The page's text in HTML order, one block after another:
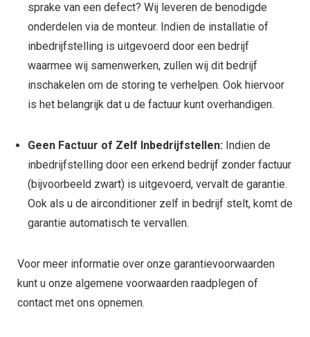
sprake van een defect? Wij leveren de benodigde
onderdelen via de monteur. Indien de installatie of
inbedrijfstelling is uitgevoerd door een bedrijf
waarmee wij samenwerken, zullen wij dit bedrijf
inschakelen om de storing te verhelpen. Ook hiervoor
is het belangrijk dat u de factuur kunt overhandigen.
Geen Factuur of Zelf Inbedrijfstellen: Indien de
inbedrijfstelling door een erkend bedrijf zonder factuur
(bijvoorbeeld zwart) is uitgevoerd, vervalt de garantie.
Ook als u de airconditioner zelf in bedrijf stelt, komt de
garantie automatisch te vervallen.
Voor meer informatie over onze garantievoorwaarden
kunt u onze algemene voorwaarden raadplegen of
contact met ons opnemen.